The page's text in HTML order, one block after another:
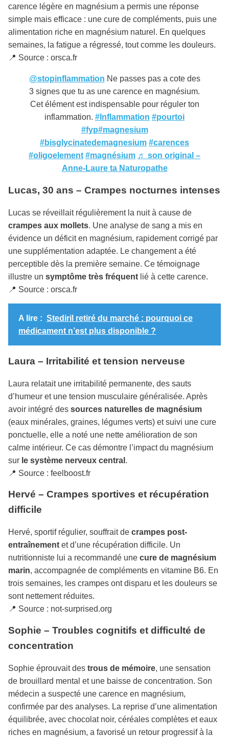
carence légère en magnésium a permis une réponse
simple mais efficace : une cure de compléments, puis une
alimentation riche en magnésium naturel. En quelques
semaines, la fatigue a régressé, tout comme les douleurs.
📍 Source : orsca.fr
@stopinflammation Ne passes pas a cote des
3 signes que tu as une carence en magnésium.
Cet élément est indispensable pour réguler ton
inflammation. #Inflammation #pourtoi
#fyp#magnesium
#bisglycinatedemagnesium #carences
#oligoelement #magnésium ♬ son original –
Anne-Laure ta Naturopathe
Lucas, 30 ans – Crampes nocturnes intenses
Lucas se réveillait régulièrement la nuit à cause de
crampes aux mollets. Une analyse de sang a mis en
évidence un déficit en magnésium, rapidement corrigé par
une supplémentation adaptée. Le changement a été
perceptible dès la première semaine. Ce témoignage
illustre un symptôme très fréquent lié à cette carence.
📍 Source : orsca.fr
A lire : Stediril retiré du marché : pourquoi ce
médicament n’est plus disponible ?
Laura – Irritabilité et tension nerveuse
Laura relatait une irritabilité permanente, des sauts
d’humeur et une tension musculaire généralisée. Après
avoir intégré des sources naturelles de magnésium
(eaux minérales, graines, légumes verts) et suivi une cure
ponctuelle, elle a noté une nette amélioration de son
calme intérieur. Ce cas démontre l’impact du magnésium
sur le système nerveux central .
📍 Source : feelboost.fr
Hervé – Crampes sportives et récupération
difficile
Hervé, sportif régulier, souffrait de crampes post-
entraînement et d’une récupération difficile. Un
nutritionniste lui a recommandé une cure de magnésium
marin, accompagnée de compléments en vitamine B6. En
trois semaines, les crampes ont disparu et les douleurs se
sont nettement réduites.
📍 Source : not-surprised.org
Sophie – Troubles cognitifs et difficulté de
concentration
Sophie éprouvait des trous de mémoire, une sensation
de brouillard mental et une baisse de concentration. Son
médecin a suspecté une carence en magnésium,
confirmée par des analyses. La reprise d’une alimentation
équilibrée, avec chocolat noir, céréales complètes et eaux
riches en magnésium, a favorisé un retour progressif à la